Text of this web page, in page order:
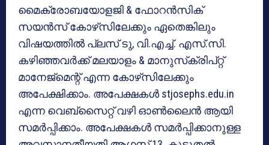
മൈക്രോബയോളജി & ഫോറന്‍സിക്
സയന്‍സ് കോഴ്‌സിലേക്കും ഏതെങ്കിലും
വിഷയത്തില്‍ പ്ലസ് ടു, വി.എച്ച്. എസ്.സി.
കഴിഞ്ഞവര്‍ക്ക് മലയാളം & മാനുസ്‌ക്രിപ്റ്റ്
മാനേജ്‌മെന്റ് എന്ന കോഴ്‌സിലേക്കും
അപേക്ഷിക്കാം. അപേക്ഷകള്‍ stjosephs.edu.in
എന്ന വെബ്‌സൈറ്റ് വഴി ഓണ്‍ലൈന്‍ ആയി
സമര്‍പ്പിക്കാം. അപേക്ഷകള്‍ സമര്‍പ്പിക്കാനുള്ള